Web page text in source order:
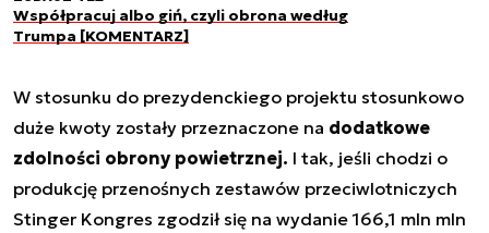
Współpracuj albo giń, czyli obrona według
Trumpa [KOMENTARZ]
W stosunku do prezydenckiego projektu stosunkowo
duże kwoty zostały przeznaczone na dodatkowe
zdolności obrony powietrznej. I tak, jeśli chodzi o
produkcję przenośnych zestawów przeciwlotniczych
Stinger Kongres zgodził się na wydanie 166,1 mln mln